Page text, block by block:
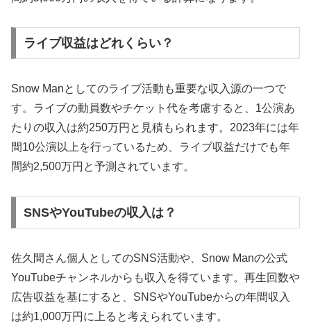
ライブ収益はどれくらい？
Snow Manとしてのライブ活動も重要な収入源の一つで
す。ライブの動員数やチケット代を考慮すると、1公演あ
たりの収入は約250万円と見積もられます。2023年には年
間10公演以上を行っているため、ライブ収益だけでも年
間約2,500万円と予測されています。
SNSやYouTubeの収入は？
佐久間さん個人としてのSNS活動や、Snow Manの公式
YouTubeチャンネルからも収入を得ています。再生回数や
広告収益を基にすると、SNSやYouTubeからの年間収入
は約1,000万円に上ると考えられています。